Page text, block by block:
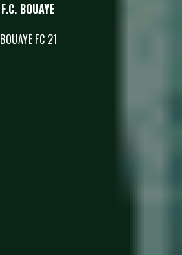
F.C. BOUAYE
BOUAYE FC 21